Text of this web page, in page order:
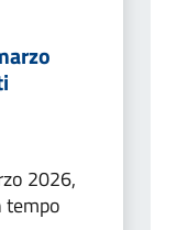
2026,
tempo